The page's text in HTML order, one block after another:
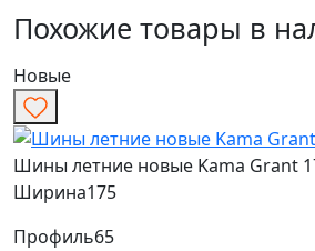
Похожие товары в
Новые
Шины летние новые Kama Grant
Ширина175
Профиль65